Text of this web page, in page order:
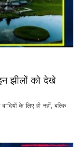
झीलों को देखे
के लिए ही नहीं, बल्कि